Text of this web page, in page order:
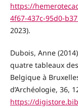
https://
4f67-437c-95d0-
2023).
Dubois, Anne
quatre tableaux
Belgique à
d’Archéologie, 36,
https://